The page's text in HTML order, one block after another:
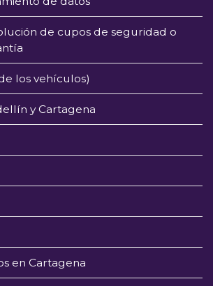
de cupos de seguridad o
los vehículos)
y Cartagena
en Cartagena